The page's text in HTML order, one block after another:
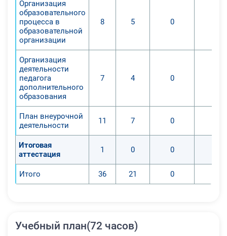
цифровой грамотности населения,
шахматного образования,
проектной деятельности,
вопросы организации, изменения
нормативно - правового
обеспечения деятельности Центров
программе «Руководитель Центра
Организация
образовательного
процесса в
образовательной
организации
8 5 0
Организация
деятельности
педагога
дополнительного
образования
7 4 0
План внеурочной
деятельности
11 7 0
Итоговая
аттестация
1 0 0
Итого 36 21 0
Учебный план(72 часов)